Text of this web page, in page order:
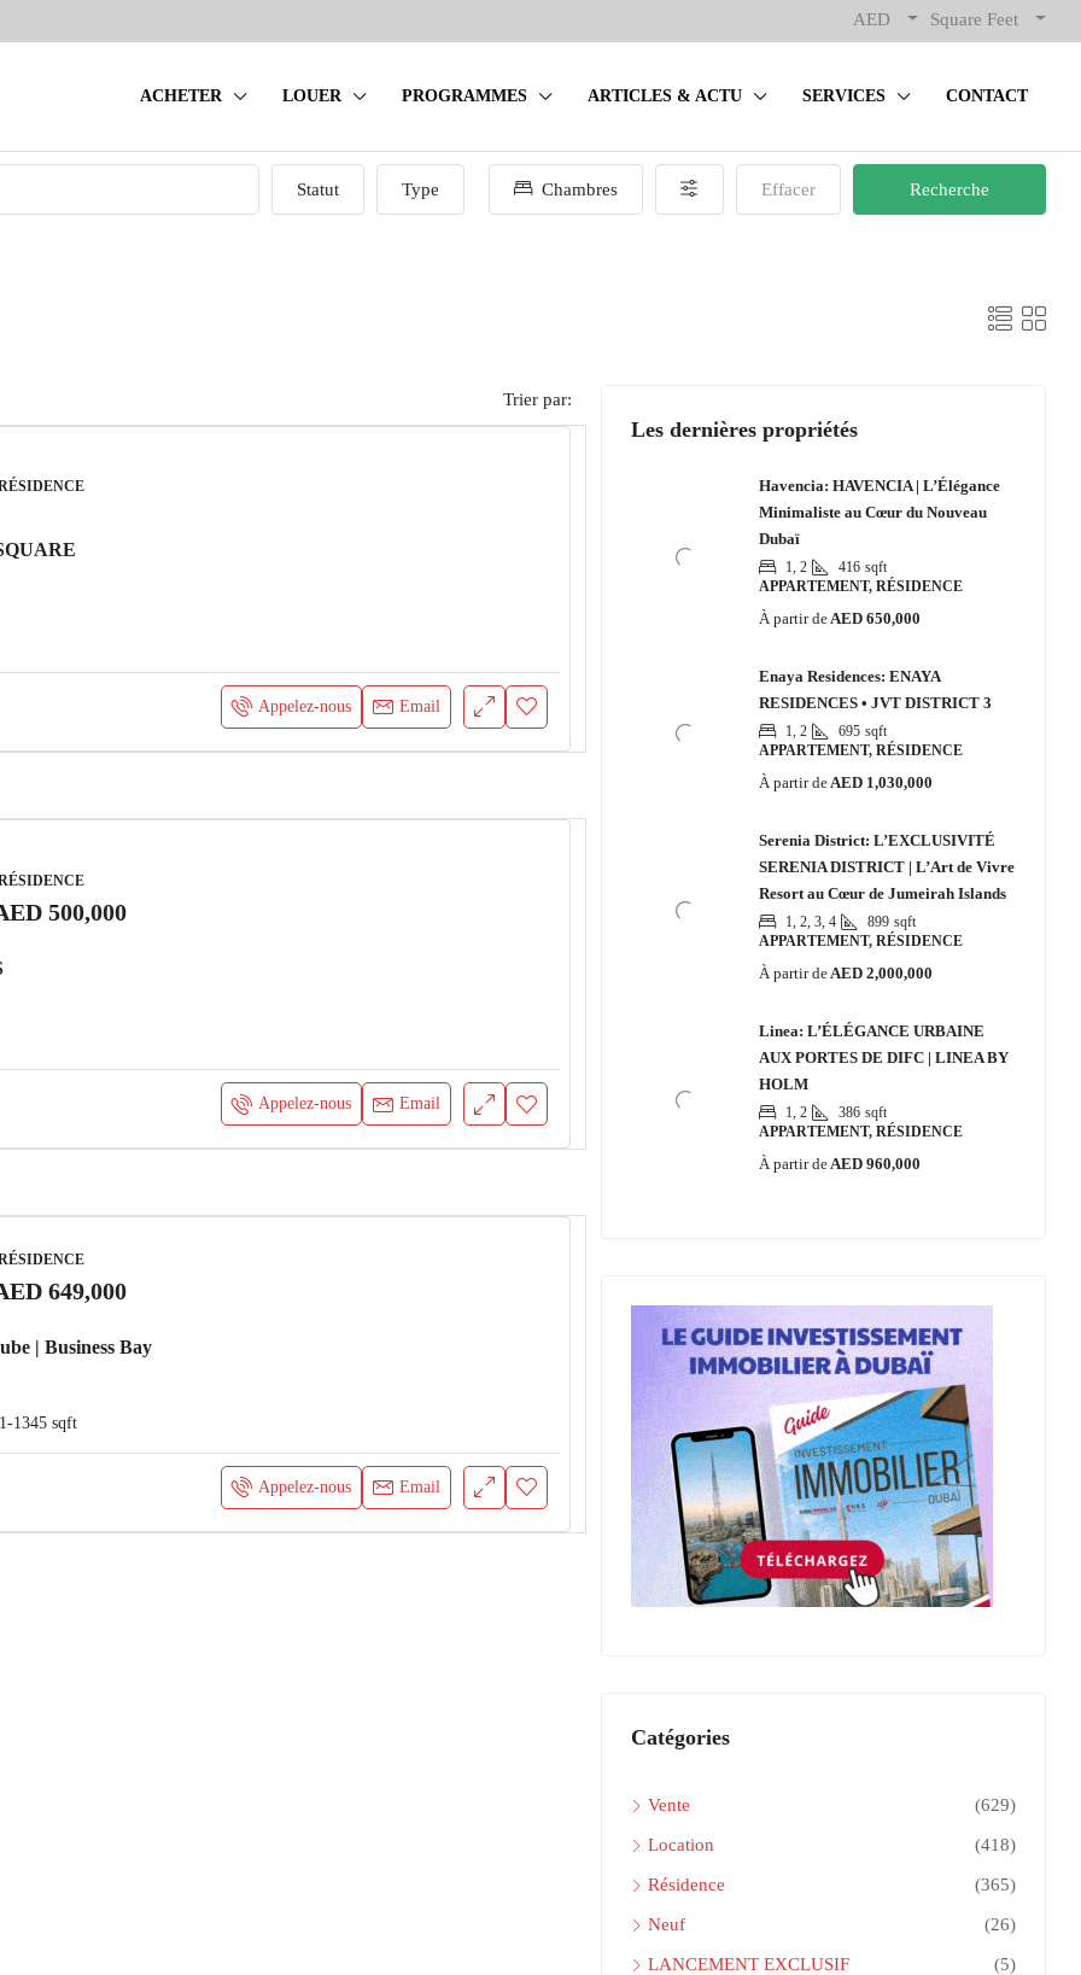
AED Square Feet
ACHETER LOUER PROGRAMMES ARTICLES & ACTU SERVICES CONTACT
Statut Type Chambres Effacer Recherche
Trier par:
Appelez-nous Email
500,000
Appelez-nous Email
649,000
| Business Bay
1345 sqft
Appelez-nous Email
Les dernières propriétés
Havencia: HAVENCIA | L’Élégance
Minimaliste au Cœur du Nouveau
Dubaï
1, 2 416 sqft
APPARTEMENT, RÉSIDENCE
À partir deAED 650,000
Enaya Residences: ENAYA
RESIDENCES • JVT DISTRICT 3
1, 2 695 sqft
APPARTEMENT, RÉSIDENCE
À partir deAED 1,030,000
Serenia District: L’EXCLUSIVITÉ
SERENIA DISTRICT | L’Art de Vivre
Resort au Cœur de Jumeirah Islands
1, 2, 3, 4 899 sqft
APPARTEMENT, RÉSIDENCE
À partir deAED 2,000,000
Linea: L’ÉLÉGANCE URBAINE
AUX PORTES DE DIFC | LINEA BY
HOLM
1, 2 386 sqft
APPARTEMENT, RÉSIDENCE
À partir deAED 960,000
Catégories
Vente (629)
Location (418)
Résidence (365)
Neuf (26)
LANCEMENT EXCLUSIF (5)